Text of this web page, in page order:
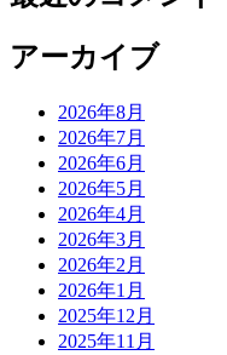
アーカイブ
2026年8月
2026年7月
2026年6月
2026年5月
2026年4月
2026年3月
2026年2月
2026年1月
2025年12月
2025年11月